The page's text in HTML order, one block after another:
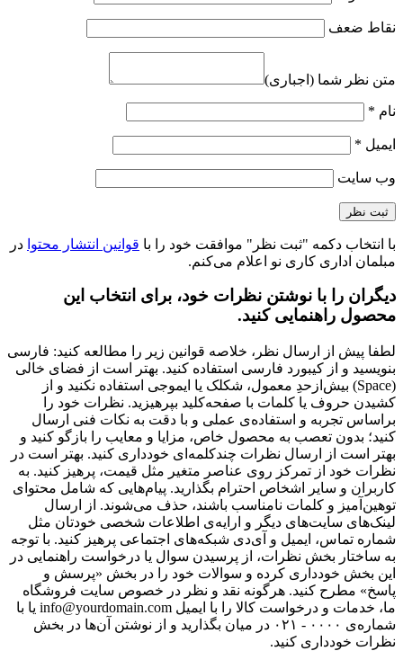
نقاط ضعف
متن نظر شما (اجباری)
نام *
ایمیل *
وب‌ سایت
با انتخاب دکمه "ثبت نظر" موافقت خود را با قوانین انتشار محتوا در
مبلمان اداری کاری نو اعلام می‌کنم.
دیگران را با نوشتن نظرات خود، برای انتخاب این
محصول راهنمایی کنید.
لطفا پیش از ارسال نظر، خلاصه قوانین زیر را مطالعه کنید: فارسی
بنویسید و از کیبورد فارسی استفاده کنید. بهتر است از فضای خالی
(Space) بیش‌از‌حدِ معمول، شکلک یا ایموجی استفاده نکنید و از
کشیدن حروف یا کلمات با صفحه‌کلید بپرهیزید. نظرات خود را
براساس تجربه و استفاده‌ی عملی و با دقت به نکات فنی ارسال
کنید؛ بدون تعصب به محصول خاص، مزایا و معایب را بازگو کنید و
بهتر است از ارسال نظرات چندکلمه‌‌ای خودداری کنید. بهتر است در
نظرات خود از تمرکز روی عناصر متغیر مثل قیمت، پرهیز کنید. به
کاربران و سایر اشخاص احترام بگذارید. پیام‌هایی که شامل محتوای
توهین‌آمیز و کلمات نامناسب باشند، حذف می‌شوند. از ارسال
لینک‌های سایت‌های دیگر و ارایه‌ی اطلاعات شخصی خودتان مثل
شماره تماس، ایمیل و آی‌دی شبکه‌های اجتماعی پرهیز کنید. با توجه
به ساختار بخش نظرات، از پرسیدن سوال یا درخواست راهنمایی در
این بخش خودداری کرده و سوالات خود را در بخش «پرسش و
پاسخ» مطرح کنید. هرگونه نقد و نظر در خصوص سایت فروشگاه
ما، خدمات و درخواست کالا را با ایمیل info@yourdomain.com یا با
شماره‌ی ۰۰۰۰ - ۰۲۱ در میان بگذارید و از نوشتن آن‌ها در بخش
نظرات خودداری کنید.